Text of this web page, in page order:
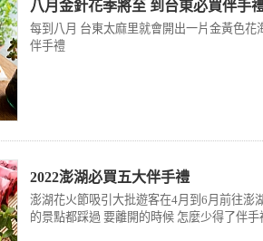
八月金針花季將至 到台東必買伴手
每到八月 台東太麻里就會開出一片金黃色
伴手禮
2022澎湖必買五大伴手禮
澎湖花火節吸引大批遊客在4月到6月前往澎
的景點都踩過 要離開的時候 怎麼少得了伴手